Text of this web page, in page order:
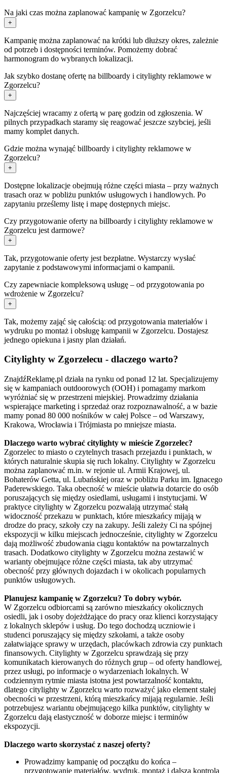
Na jaki czas można zaplanować kampanię w Zgorzelcu?
+
Kampanię można zaplanować na krótki lub dłuższy okres, zależnie
od potrzeb i dostępności terminów. Pomożemy dobrać
harmonogram do wybranych lokalizacji.
Jak szybko dostanę ofertę na billboardy i citylighty reklamowe w
Zgorzelcu?
+
Najczęściej wracamy z ofertą w parę godzin od zgłoszenia. W
pilnych przypadkach staramy się reagować jeszcze szybciej, jeśli
mamy komplet danych.
Gdzie można wynająć billboardy i citylighty reklamowe w
Zgorzelcu?
+
Dostępne lokalizacje obejmują różne części miasta – przy ważnych
trasach oraz w pobliżu punktów usługowych i handlowych. Po
zapytaniu prześlemy listę i mapę dostępnych miejsc.
Czy przygotowanie oferty na billboardy i citylighty reklamowe w
Zgorzelcu jest darmowe?
+
Tak, przygotowanie oferty jest bezpłatne. Wystarczy wysłać
zapytanie z podstawowymi informacjami o kampanii.
Czy zapewniacie kompleksową usługę – od przygotowania po
wdrożenie w Zgorzelcu?
+
Tak, możemy zająć się całością: od przygotowania materiałów i
wydruku po montaż i obsługę kampanii w Zgorzelcu. Dostajesz
jednego opiekuna i jasny plan działań.
Citylighty w Zgorzelecu - dlaczego warto?
ZnajdźReklamę.pl działa na rynku od ponad 12 lat. Specjalizujemy
się w kampaniach outdoorowych (OOH) i pomagamy markom
wyróżniać się w przestrzeni miejskiej. Prowadzimy działania
wspierające marketing i sprzedaż oraz rozpoznawalność, a w bazie
mamy ponad 80 000 nośników w całej Polsce – od Warszawy,
Krakowa, Wrocławia i Trójmiasta po mniejsze miasta.
Dlaczego warto wybrać citylighty w mieście Zgorzelec?
Zgorzelec to miasto o czytelnych trasach przejazdu i punktach, w
których naturalnie skupia się ruch lokalny. Citylighty w Zgorzelcu
można zaplanować m.in. w rejonie ul. Armii Krajowej, ul.
Bohaterów Getta, ul. Lubańskiej oraz w pobliżu Parku im. Ignacego
Paderewskiego. Taka obecność w mieście ułatwia dotarcie do osób
poruszających się między osiedlami, usługami i instytucjami. W
praktyce citylighty w Zgorzelcu pozwalają utrzymać stałą
widoczność przekazu w punktach, które mieszkańcy mijają w
drodze do pracy, szkoły czy na zakupy. Jeśli zależy Ci na spójnej
ekspozycji w kilku miejscach jednocześnie, citylighty w Zgorzelcu
dają możliwość zbudowania ciągu kontaktów na powtarzalnych
trasach. Dodatkowo citylighty w Zgorzelcu można zestawić w
warianty obejmujące różne części miasta, tak aby utrzymać
obecność przy głównych dojazdach i w okolicach popularnych
punktów usługowych.
Planujesz kampanię w Zgorzelcu? To dobry wybór.
W Zgorzelcu odbiorcami są zarówno mieszkańcy okolicznych
osiedli, jak i osoby dojeżdżające do pracy oraz klienci korzystający
z lokalnych sklepów i usług. Do tego dochodzą uczniowie i
studenci poruszający się między szkołami, a także osoby
załatwiające sprawy w urzędach, placówkach zdrowia czy punktach
finansowych. Citylighty w Zgorzelcu sprawdzają się przy
komunikatach kierowanych do różnych grup – od oferty handlowej,
przez usługi, po informacje o wydarzeniach lokalnych. W
codziennym rytmie miasta istotna jest powtarzalność kontaktu,
dlatego citylighty w Zgorzelcu warto rozważyć jako element stałej
obecności w przestrzeni, którą mieszkańcy mijają regularnie. Jeśli
potrzebujesz wariantu obejmującego kilka punktów, citylighty w
Zgorzelcu dają elastyczność w doborze miejsc i terminów
ekspozycji.
Dlaczego warto skorzystać z naszej oferty?
Prowadzimy kampanię od początku do końca –
przygotowanie materiałów, wydruk, montaż i dalsza kontrola